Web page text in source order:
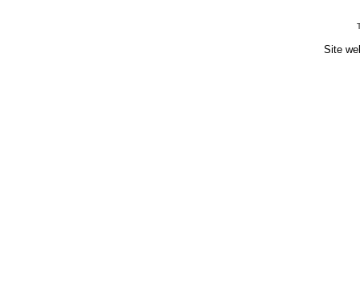
Site